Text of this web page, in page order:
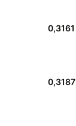
0,3161
0,3187